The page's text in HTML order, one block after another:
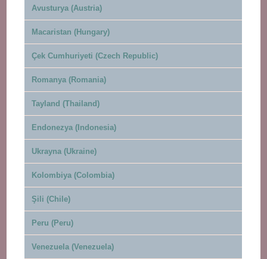
Avusturya (Austria)
Macaristan (Hungary)
Çek Cumhuriyeti (Czech Republic)
Romanya (Romania)
Tayland (Thailand)
Endonezya (Indonesia)
Ukrayna (Ukraine)
Kolombiya (Colombia)
Şili (Chile)
Peru (Peru)
Venezuela (Venezuela)